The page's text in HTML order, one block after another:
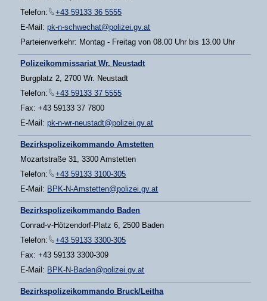
Telefon:
+43 59133 36 5555
E-Mail:pk-n-schwechat@polizei.gv.at
Parteienverkehr: Montag - Freitag von 08.00 Uhr bis 13.00 Uhr
Polizeikommissariat Wr. Neustadt
Burgplatz 2, 2700 Wr. Neustadt
Telefon:
+43 59133 37 5555
Fax: +43 59133 37 7800
E-Mail:pk-n-wr-neustadt@polizei.gv.at
Bezirkspolizeikommando Amstetten
Mozartstraße 31, 3300 Amstetten
Telefon:
+43 59133 3100-305
E-Mail: BPK-N-Amstetten@polizei.gv.at
Bezirkspolizeikommando Baden
Conrad-v-Hötzendorf-Platz 6, 2500 Baden
Telefon:
+43 59133 3300-305
Fax: +43 59133 3300-309
E-Mail: BPK-N-Baden@polizei.gv.at
Bezirkspolizeikommando Bruck/Leitha